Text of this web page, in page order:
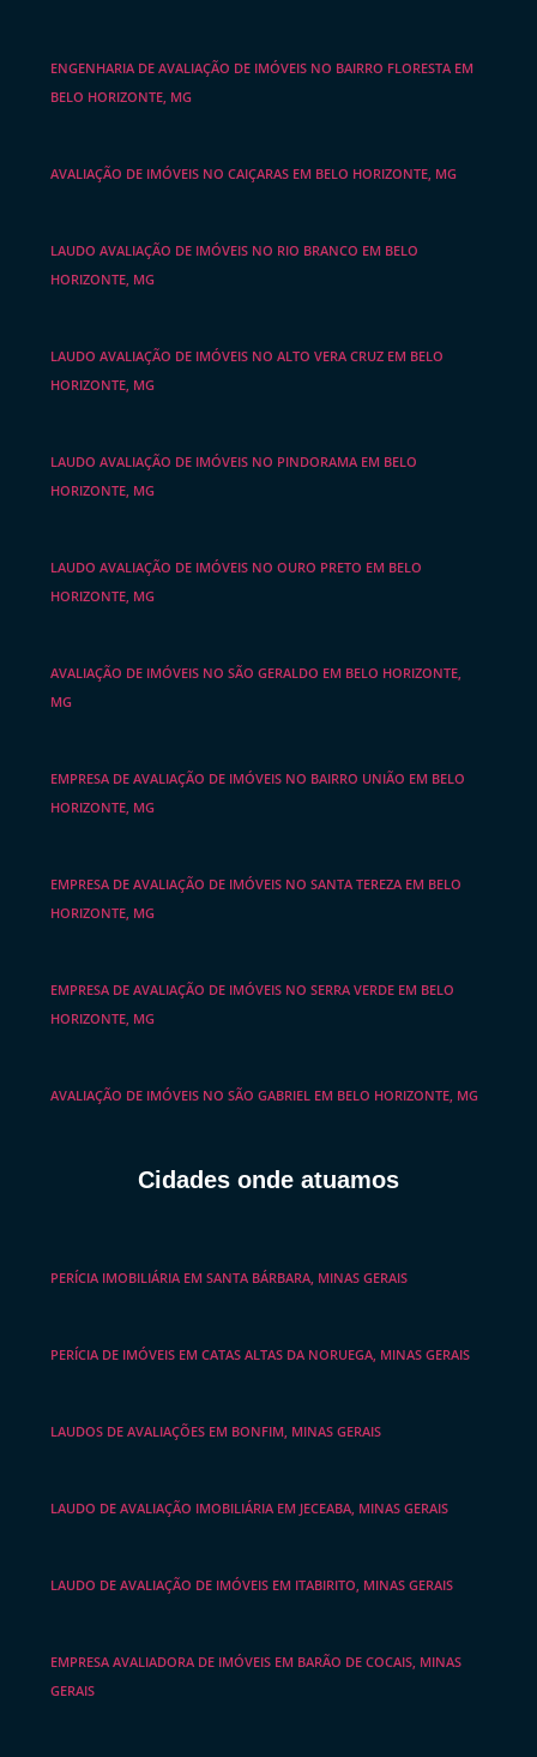
ENGENHARIA DE AVALIAÇÃO DE IMÓVEIS NO BAIRRO FLORESTA EM
BELO HORIZONTE, MG
AVALIAÇÃO DE IMÓVEIS NO CAIÇARAS EM BELO HORIZONTE, MG
LAUDO AVALIAÇÃO DE IMÓVEIS NO RIO BRANCO EM BELO
HORIZONTE, MG
LAUDO AVALIAÇÃO DE IMÓVEIS NO ALTO VERA CRUZ EM BELO
HORIZONTE, MG
LAUDO AVALIAÇÃO DE IMÓVEIS NO PINDORAMA EM BELO
HORIZONTE, MG
LAUDO AVALIAÇÃO DE IMÓVEIS NO OURO PRETO EM BELO
HORIZONTE, MG
AVALIAÇÃO DE IMÓVEIS NO SÃO GERALDO EM BELO HORIZONTE,
MG
EMPRESA DE AVALIAÇÃO DE IMÓVEIS NO BAIRRO UNIÃO EM BELO
HORIZONTE, MG
EMPRESA DE AVALIAÇÃO DE IMÓVEIS NO SANTA TEREZA EM BELO
HORIZONTE, MG
EMPRESA DE AVALIAÇÃO DE IMÓVEIS NO SERRA VERDE EM BELO
HORIZONTE, MG
AVALIAÇÃO DE IMÓVEIS NO SÃO GABRIEL EM BELO HORIZONTE, MG
Cidades onde atuamos
PERÍCIA IMOBILIÁRIA EM SANTA BÁRBARA, MINAS GERAIS
PERÍCIA DE IMÓVEIS EM CATAS ALTAS DA NORUEGA, MINAS GERAIS
LAUDOS DE AVALIAÇÕES EM BONFIM, MINAS GERAIS
LAUDO DE AVALIAÇÃO IMOBILIÁRIA EM JECEABA, MINAS GERAIS
LAUDO DE AVALIAÇÃO DE IMÓVEIS EM ITABIRITO, MINAS GERAIS
EMPRESA AVALIADORA DE IMÓVEIS EM BARÃO DE COCAIS, MINAS
GERAIS